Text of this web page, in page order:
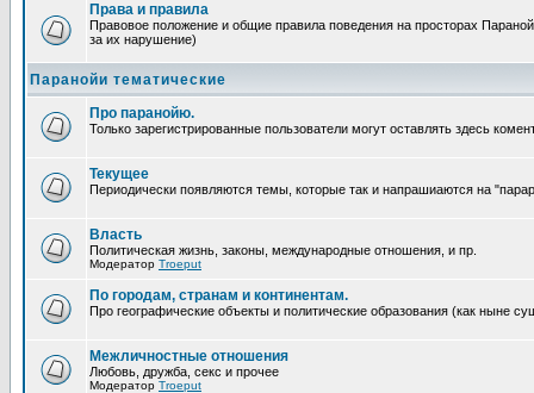
Права и правила
Правовое положение и общие правила поведения на просторах
за их нарушение)
Паранойи тематические
Про паранойю.
Только зарегистрированные пользователи могут оставлять здесь
Текущее
Периодически появляются темы, которые так и напрашиаются на
Власть
Политическая жизнь, законы, международные отношения, и пр.
Модератор Troeput
По городам, странам и континентам.
Про географические объекты и политические образования (как ныне
Межличностные отношения
Любовь, дружба, секс и прочее
Модератор Troeput